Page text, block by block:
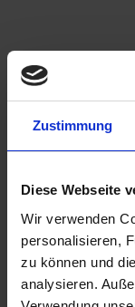
Zustimmung
Diese Webseite
Wir verwenden
personalisieren,
zu können und
analysieren.
1,25 €
Sofort
Deutschlands
Merken